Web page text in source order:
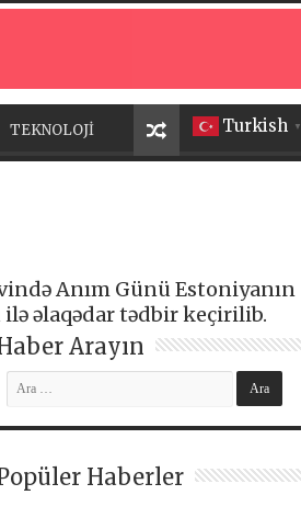
Turkish ▼
TEKNOLOJİ
Anım Günü Estoniyanın
əlaqədar tədbir keçirilib.
Arayın
Haberler